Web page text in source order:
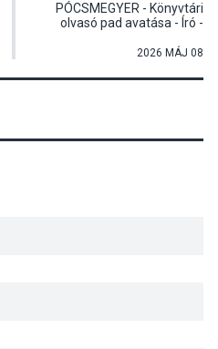
PÓCSMEGYER - Könyvtári
olvasó pad avatása - Író -
Dániellel és a Kisnádos
2026 MÁJ 08